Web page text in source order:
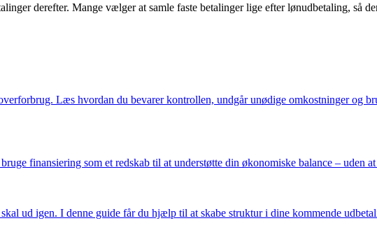
derefter. Mange vælger at samle faste betalinger lige efter lønudbetaling, så
Læs hvordan du bevarer kontrollen, undgår unødige omkostninger og
finansiering som et redskab til at understøtte din økonomiske balance – uden
ud igen. I denne guide får du hjælp til at skabe struktur i dine kommende